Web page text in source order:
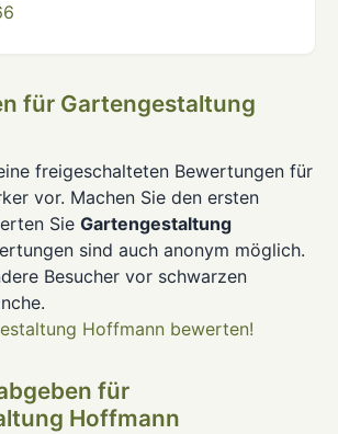
für Gartengestaltung
freigeschalteten Bewertungen für
vor. Machen Sie den ersten
Sie Gartengestaltung
sind auch anonym möglich.
Besucher vor schwarzen
Hoffmann bewerten!
für
Hoffmann